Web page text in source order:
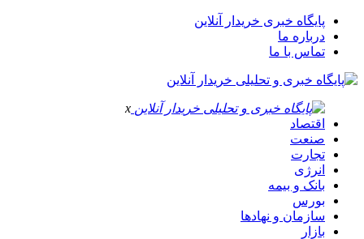
پایگاه خبری خریدار آنلاین
درباره ما
تماس با ما
x
اقتصاد
صنعت
تجارت
انرژی
بانک و بیمه
بورس
سازمان و نهادها
بازار